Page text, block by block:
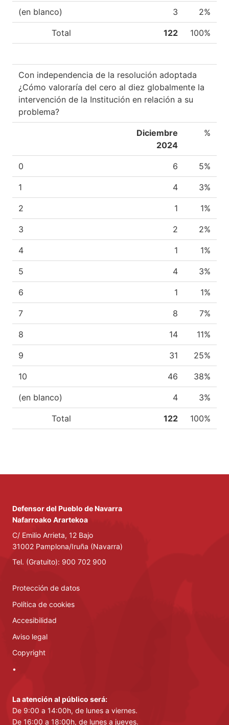
(en blanco) 3 2%
Total 122 100%
Con independencia de la resolución adoptada
¿Cómo valoraría del cero al diez globalmente la
intervención de la Institución en relación a su
problema?
Diciembre
2024
%
0 6 5%
1 4 3%
2 1 1%
3 2 2%
4 1 1%
5 4 3%
6 1 1%
7 8 7%
8 14 11%
9 31 25%
10 46 38%
(en blanco) 4 3%
Total 122 100%
Defensor del Pueblo de Navarra
Nafarroako Arartekoa
C/ Emilio Arrieta, 12 Bajo
31002 Pamplona/Iruña (Navarra)
Tel. (Gratuito): 900 702 900
Protección de datos
Política de cookies
Accesibilidad
Aviso legal
Copyright
•
La atención al público será:
De 9:00 a 14:00h, de lunes a viernes.
De 16:00 a 18:00h, de lunes a jueves.